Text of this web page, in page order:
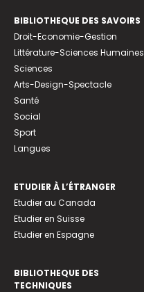
BIBLIOTHEQUE DES SAVOIRS
Droit-Economie-Gestion
Littérature-Sciences Humaines
Sciences
Arts-Design-Spectacle
Santé
Social
Sport
Langues
ETUDIER À L’ÉTRANGER
Etudier au Canada
Etudier en Suisse
Etudier en Espagne
BIBLIOTHEQUE DES
TECHNIQUES